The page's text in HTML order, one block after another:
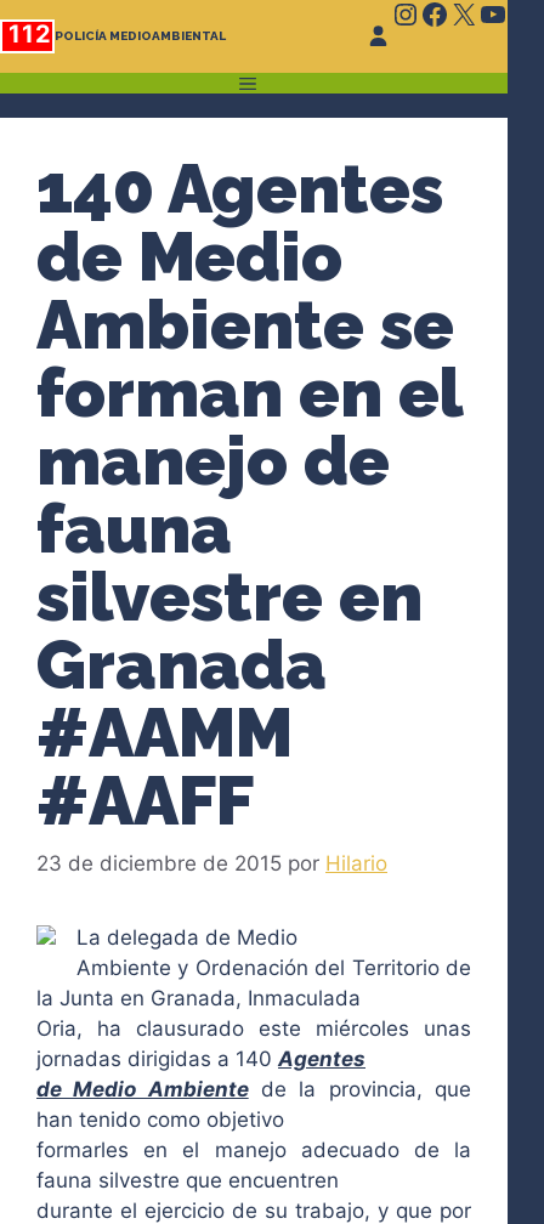
Saltar
al
contenido
112 POLICÍA MEDIOAMBIENTAL
Instagram
X
MENÚ
140 Agentes
de Medio
Ambiente se
forman en el
manejo de
fauna
silvestre en
Granada
#AAMM
#AAFF
23 de diciembre de 2015 por Hilario
La delegada de Medio
Ambiente y Ordenación del Territorio de
la Junta en Granada, Inmaculada
Oria, ha clausurado este miércoles unas
jornadas dirigidas a 140 Agentes
de Medio Ambientede la provincia, que
han tenido como objetivo
formarles en el manejo adecuado de la
fauna silvestre que encuentren
durante el ejercicio de su trabajo, y que por